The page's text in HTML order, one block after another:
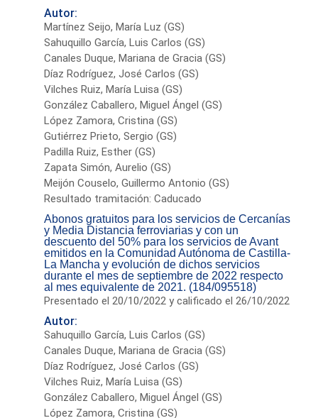
Autor:
Martínez Seijo, María Luz (GS)
Sahuquillo García, Luis Carlos (GS)
Canales Duque, Mariana de Gracia (GS)
Díaz Rodríguez, José Carlos (GS)
Vilches Ruiz, María Luisa (GS)
González Caballero, Miguel Ángel (GS)
López Zamora, Cristina (GS)
Gutiérrez Prieto, Sergio (GS)
Padilla Ruiz, Esther (GS)
Zapata Simón, Aurelio (GS)
Meijón Couselo, Guillermo Antonio (GS)
Resultado tramitación: Caducado
Abonos gratuitos para los servicios de Cercanías
y Media Distancia ferroviarias y con un
descuento del 50% para los servicios de Avant
emitidos en la Comunidad Autónoma de Castilla-
La Mancha y evolución de dichos servicios
durante el mes de septiembre de 2022 respecto
al mes equivalente de 2021. (184/095518)
Presentado el 20/10/2022 y calificado el 26/10/2022
Autor:
Sahuquillo García, Luis Carlos (GS)
Canales Duque, Mariana de Gracia (GS)
Díaz Rodríguez, José Carlos (GS)
Vilches Ruiz, María Luisa (GS)
González Caballero, Miguel Ángel (GS)
López Zamora, Cristina (GS)